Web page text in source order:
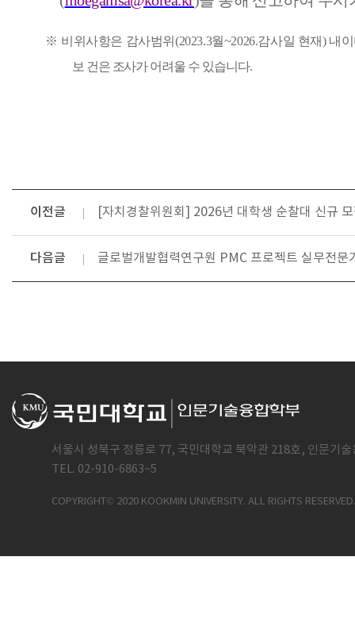
※ 비위사항은 감사범위 (2023.3월~2026.감사일 현재) 내
보 건은 조사가 어려울 수 있습니다.
이전글 [자치경찰위원회] 2026년 대학생 순찰대 신규
다음글 글로벌개발협력연구원 PMC 프로젝트 실무전문
서울시 성북구 정릉로 77, 국민대학교 북악관 218호, 인문기
TEL. 02-910-6863~5
COPYRIGHT© 2020 KOOKMIN UNIVERSITY. ALL RIGHTS RESERVED.